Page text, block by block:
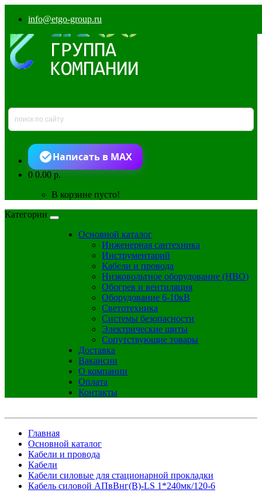
info@etgo-group.ru
Написать в MAX
00.00 р.
В корзине пусто!
Категории
Основной каталог
Инженерная сантехника
Инструментарий
Кабели и провода
Низковольтное оборудование (НВО)
Обогрев и вентиляция
Оборудование 6-10кВ
Светотехника
Системы безопасности
Электрические щиты
Сопутствующие товары
Доставка
Вакансии
О компании
Оплата
Контакты
Главная
Основной каталог
Кабели и провода
Кабели
Кабели силовые для стационарной прокладки
Кабель силовой АПвВнг(B)-LS 1*240мк/120-6